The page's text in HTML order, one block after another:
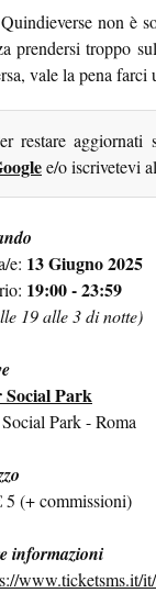
non è
prendersi troppo
vale la pena farci
restare aggiornati
e/o iscrivetevi
e: 13 Giugno 2025
19:00 - 23:59
19 alle 3 di notte)
Park
Park - Roma
5 (+ commissioni)
informazioni
www.ticketsms.it/